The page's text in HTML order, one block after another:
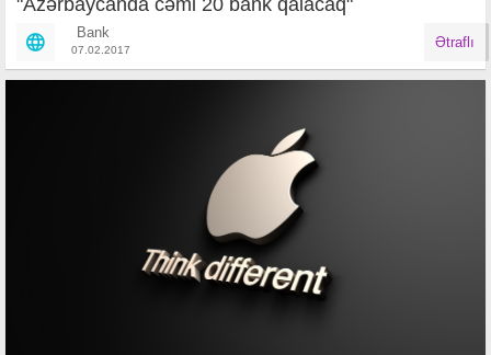
"Azərbaycanda cəmi 20 bank qalacaq"
Bank
07.02.2017 Ətraflı